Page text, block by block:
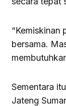
“Kemiskinan
bersama.
Sementara
Jateng